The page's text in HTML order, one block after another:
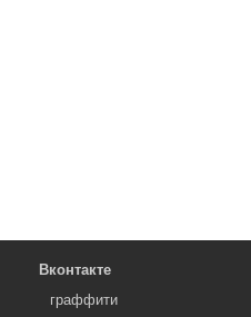
Вконтакте
граффити